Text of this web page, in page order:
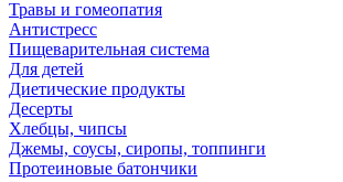
Травы и гомеопатия
Антистресс
Пищеварительная система
Для детей
Диетические продукты
Десерты
Хлебцы, чипсы
Джемы, соусы, сиропы, топпинги
Протеиновые батончики